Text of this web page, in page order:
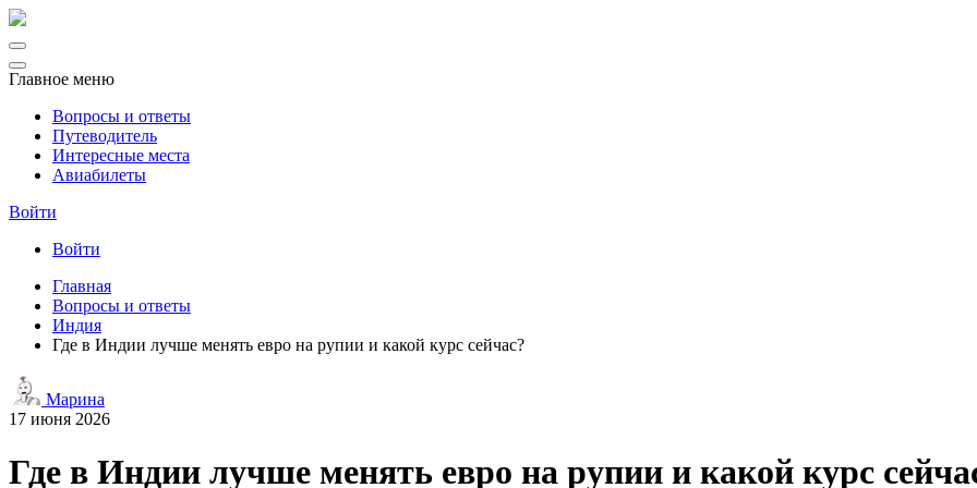
Главное меню
Вопросы и ответы
Путеводитель
Интересные места
Авиабилеты
Войти
Войти
Главная
Вопросы и ответы
Индия
Где в Индии лучше менять евро на рупии и какой курс сейчас?
Марина
17 июня 2026
Где в Индии лучше менять евро на рупии и какой курс